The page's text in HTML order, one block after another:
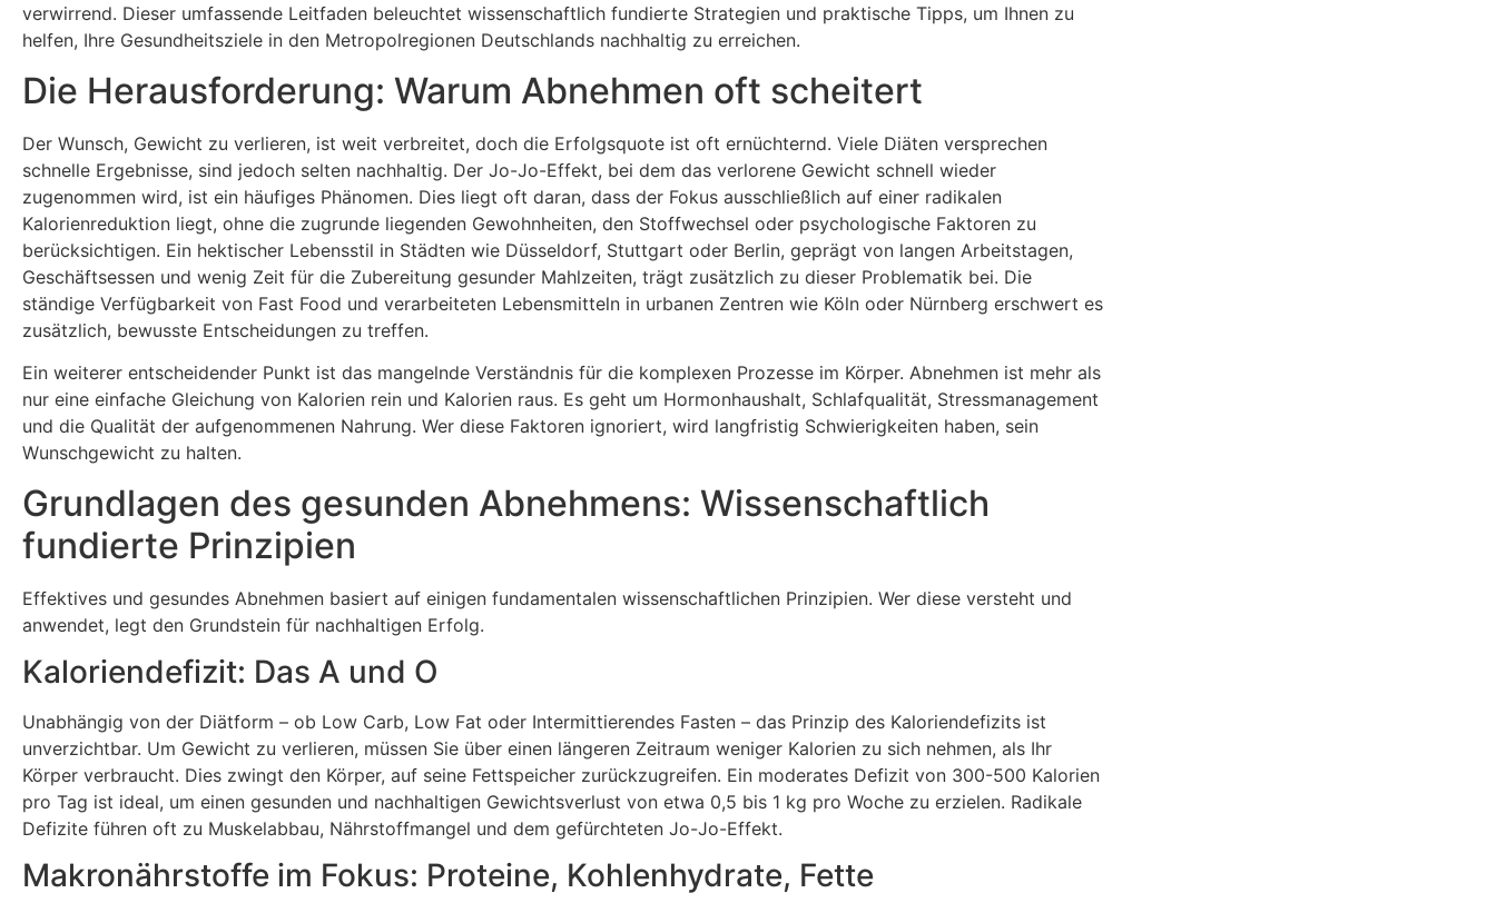
verwirrend. Dieser umfassende Leitfaden beleuchtet wissenschaftlich fundierte Strategien und praktische Tipps, um Ihnen zu
helfen, Ihre Gesundheitsziele in den Metropolregionen Deutschlands nachhaltig zu erreichen.
Die Herausforderung: Warum Abnehmen oft scheitert
Der Wunsch, Gewicht zu verlieren, ist weit verbreitet, doch die Erfolgsquote ist oft ernüchternd. Viele Diäten versprechen
schnelle Ergebnisse, sind jedoch selten nachhaltig. Der Jo-Jo-Effekt, bei dem das verlorene Gewicht schnell wieder
zugenommen wird, ist ein häufiges Phänomen. Dies liegt oft daran, dass der Fokus ausschließlich auf einer radikalen
Kalorienreduktion liegt, ohne die zugrunde liegenden Gewohnheiten, den Stoffwechsel oder psychologische Faktoren zu
berücksichtigen. Ein hektischer Lebensstil in Städten wie Düsseldorf, Stuttgart oder Berlin, geprägt von langen Arbeitstagen,
Geschäftsessen und wenig Zeit für die Zubereitung gesunder Mahlzeiten, trägt zusätzlich zu dieser Problematik bei. Die
ständige Verfügbarkeit von Fast Food und verarbeiteten Lebensmitteln in urbanen Zentren wie Köln oder Nürnberg erschwert es
zusätzlich, bewusste Entscheidungen zu treffen.
Ein weiterer entscheidender Punkt ist das mangelnde Verständnis für die komplexen Prozesse im Körper. Abnehmen ist mehr als
nur eine einfache Gleichung von Kalorien rein und Kalorien raus. Es geht um Hormonhaushalt, Schlafqualität, Stressmanagement
und die Qualität der aufgenommenen Nahrung. Wer diese Faktoren ignoriert, wird langfristig Schwierigkeiten haben, sein
Wunschgewicht zu halten.
Grundlagen des gesunden Abnehmens: Wissenschaftlich
fundierte Prinzipien
Effektives und gesundes Abnehmen basiert auf einigen fundamentalen wissenschaftlichen Prinzipien. Wer diese versteht und
anwendet, legt den Grundstein für nachhaltigen Erfolg.
Kaloriendefizit: Das A und O
Unabhängig von der Diätform – ob Low Carb, Low Fat oder Intermittierendes Fasten – das Prinzip des Kaloriendefizits ist
unverzichtbar. Um Gewicht zu verlieren, müssen Sie über einen längeren Zeitraum weniger Kalorien zu sich nehmen, als Ihr
Körper verbraucht. Dies zwingt den Körper, auf seine Fettspeicher zurückzugreifen. Ein moderates Defizit von 300-500 Kalorien
pro Tag ist ideal, um einen gesunden und nachhaltigen Gewichtsverlust von etwa 0,5 bis 1 kg pro Woche zu erzielen. Radikale
Defizite führen oft zu Muskelabbau, Nährstoffmangel und dem gefürchteten Jo-Jo-Effekt.
Makronährstoffe im Fokus: Proteine, Kohlenhydrate, Fette